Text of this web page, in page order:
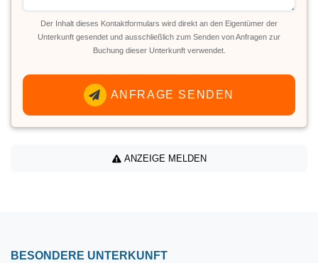
Der Inhalt dieses Kontaktformulars wird direkt an den Eigentümer der
Unterkunft gesendet und ausschließlich zum Senden von Anfragen zur
Buchung dieser Unterkunft verwendet.
ANFRAGE SENDEN
ANZEIGE MELDEN
BESONDERE UNTERKUNFT